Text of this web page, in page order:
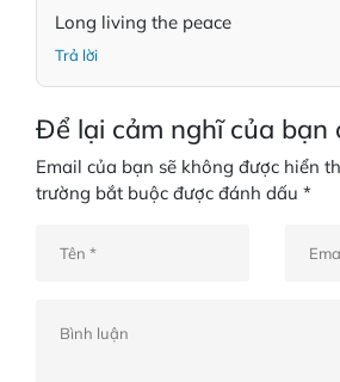
Long living the peace
Trả lời
Để lại cảm nghĩ của bạn
Email của bạn sẽ không được hiển
trường bắt buộc được đánh dấu*